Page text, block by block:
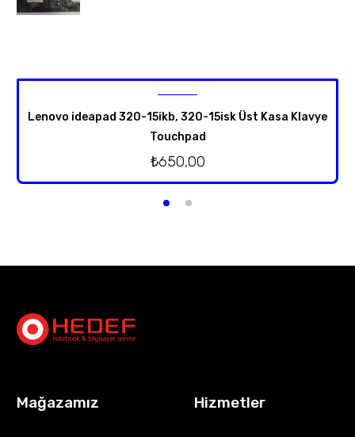
Lenovo ideapad 320-15ikb, 320-15isk Üst Kasa Klavye
Touchpad
₺650,00
Mağazamız Hizmetler